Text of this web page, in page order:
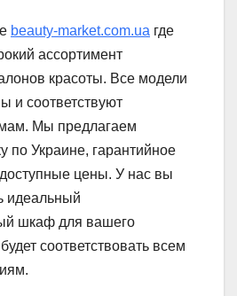
beauty-market.com.ua где
ассортимент
красоты. Все модели
и соответствуют
Мы предлагаем
по Украине, гарантийное
цены. У нас вы
идеальный
шкаф для вашего
соответствовать всем